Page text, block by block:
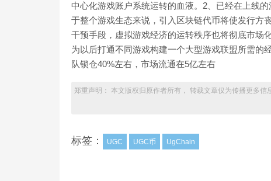
中心化游戏账户系统运转的血液。2、已经在上线
于整个游戏生态来说，引入区块链代币将使发行方
干预手段，虚拟游戏经济的运转秩序也将彻底市场
为以后打通不同游戏构建一个大型游戏联盟所需的
队锁仓40%左右，市场流通在5亿左右
郑重声明： 本文版权归原作者所有， 转载文章仅为传播更多
标签： UGC UGC币 UgChain